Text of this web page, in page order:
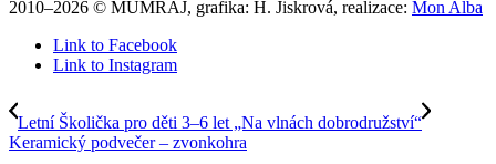
2010–2026 © MUMRAJ, grafika: H. Jiskrová, realizace: Mon Alba
Link to Facebook
Link to Instagram
Letní Školička pro děti 3–6 let „Na vlnách dobrodružství“
Keramický podvečer – zvonkohra